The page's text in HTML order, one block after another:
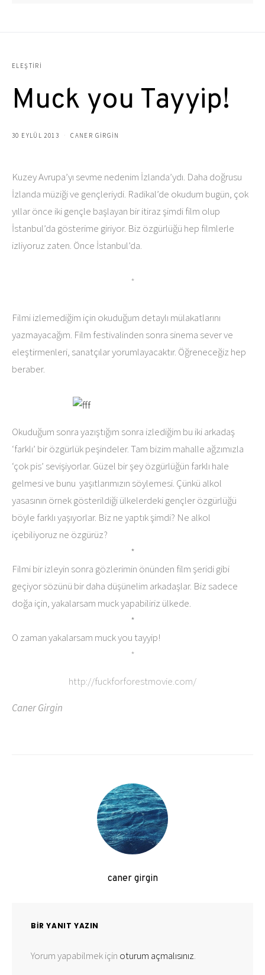
ELEŞTIRI
Muck you Tayyip!
30 EYLÜL 2013 CANER GIRGIN
Kuzey Avrupa’yı sevme nedenim İzlanda’ydı. Daha doğrusu
İzlanda müziği ve gençleriydi. Radikal’de okudum bugün, çok
yıllar önce iki gençle başlayan bir itiraz şimdi film olup
İstanbul’da gösterime giriyor. Biz özgürlüğü hep filmlerle
izliyoruz zaten. Önce İstanbul’da.
*
Filmi izlemediğim için okuduğum detaylı mülakatlarını
yazmayacağım. Film festivalinden sonra sinema sever ve
eleştirmenleri, sanatçılar yorumlayacaktır. Öğreneceğiz hep
beraber.
Okuduğum sonra yazıştığım sonra izlediğim bu iki arkadaş
‘farklı’ bir özgürlük peşindeler. Tam bizim mahalle ağzımızla
‘çok pis’ sevişiyorlar. Güzel bir şey özgürlüğün farklı hale
gelmesi ve bunu yaşıtlarımızın söylemesi. Çünkü alkol
yasasının örnek gösterildiği ülkelerdeki gençler özgürlüğü
böyle farklı yaşıyorlar. Biz ne yaptık şimdi? Ne alkol
içebiliyoruz ne özgürüz?
*
Filmi bir izleyin sonra gözlerimin önünden film şeridi gibi
geçiyor sözünü bir daha düşünelim arkadaşlar. Biz sadece
doğa için, yakalarsam muck yapabiliriz ülkede.
*
O zaman yakalarsam muck you tayyip!
*
http://fuckforforestmovie.com/
Caner Girgin
caner girgin
BIR YANIT YAZIN
Yorum yapabilmek için oturum açmalısınız.